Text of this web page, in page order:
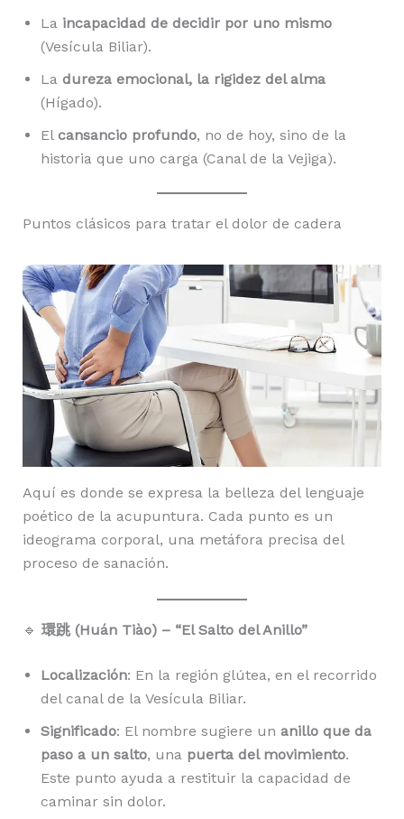
La incapacidad de decidir por uno mismo
(Vesícula Biliar).
La dureza emocional, la rigidez del alma
(Hígado).
El cansancio profundo, no de hoy, sino de la
historia que uno carga (Canal de la Vejiga).
Puntos clásicos para tratar el dolor de cadera
Aquí es donde se expresa la belleza del lenguaje
poético de la acupuntura. Cada punto es un
ideograma corporal, una metáfora precisa del
proceso de sanación.
🔹 環跳 (Huán Tiào) – “El Salto del Anillo”
Localización: En la región glútea, en el recorrido
del canal de la Vesícula Biliar.
Significado: El nombre sugiere un anillo que da
paso a un salto, una puerta del movimiento.
Este punto ayuda a restituir la capacidad de
caminar sin dolor.